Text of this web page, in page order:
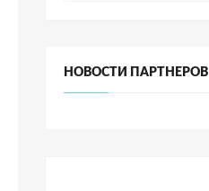
НОВОСТИ ПАРТНЕРОВ